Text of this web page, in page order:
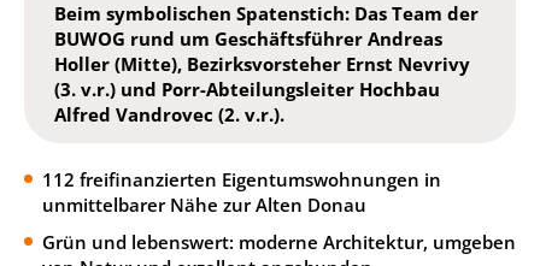
Beim symbolischen Spatenstich: Das Team der
BUWOG rund um Geschäftsführer Andreas
Holler (Mitte), Bezirksvorsteher Ernst Nevrivy
(3. v.r.) und Porr-Abteilungsleiter Hochbau
Alfred Vandrovec (2. v.r.).
112 freifinanzierten Eigentumswohnungen in
unmittelbarer Nähe zur Alten Donau
Grün und lebenswert: moderne Architektur, umgeben